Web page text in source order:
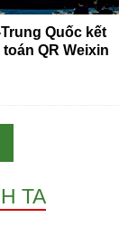
Quốc kết
QR Weixin
TA